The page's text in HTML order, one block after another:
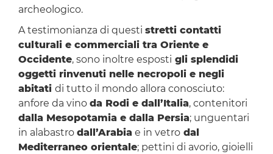
archeologico.
A testimonianza di questi stretti contatti
culturali e commerciali tra Oriente e
Occidente, sono inoltre esposti gli splendidi
oggetti rinvenuti nelle necropoli e negli
abitati di tutto il mondo allora conosciuto:
anfore da vino da Rodi e dall’Italia, contenitori
dalla Mesopotamia e dalla Persia; unguentari
in alabastro dall’Arabia e in vetrodal
Mediterraneo orientale; pettini di avorio, gioielli